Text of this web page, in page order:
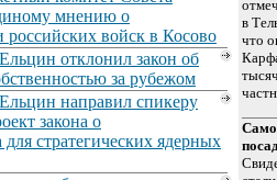
мнению о
российских войск в Косово
отклонил закон об
за рубежом
направил спикеру
закона о
стратегических ядерных
в
что